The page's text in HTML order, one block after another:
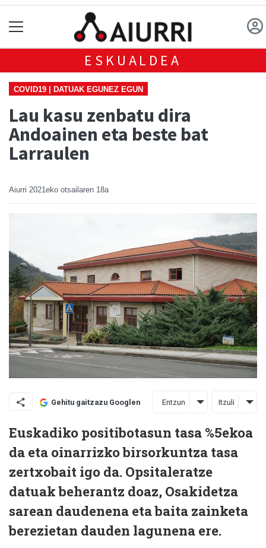
ESKUALDEA
COVID19 | DATUAK EGUNEZ EGUN
Lau kasu zenbatu dira
Andoainen eta beste bat
Larraulen
Aiurri 2021eko otsailaren 18a
Gehitu gaitzazu Googlen Entzun Itzuli
Euskadiko positibotasun tasa %5ekoa
da eta oinarrizko birsorkuntza tasa
zertxobait igo da. Opsitaleratze
datuak beherantz doaz, Osakidetza
sarean daudenena eta baita zainketa
berezietan dauden lagunena ere.